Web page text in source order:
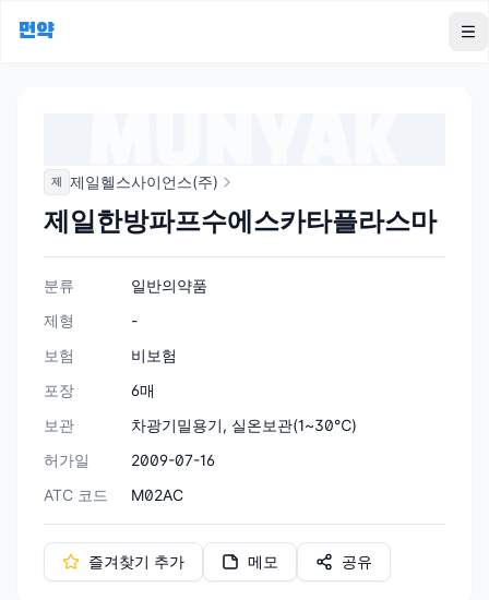
먼약
제 제일헬스사이언스(주)
제일한방파프수에스카타플라스마
분류
일반의약품
제형
-
보험
비보험
포장
6매
보관
차광기밀용기, 실온보관(1~30℃)
허가일
2009-07-16
ATC 코드
M02AC
즐겨찾기 추가 메모 공유